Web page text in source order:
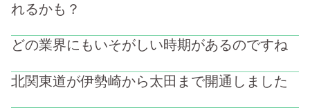
れるかも？
どの業界にもいそがしい時期があるのですね
北関東道が伊勢崎から太田まで開通しました